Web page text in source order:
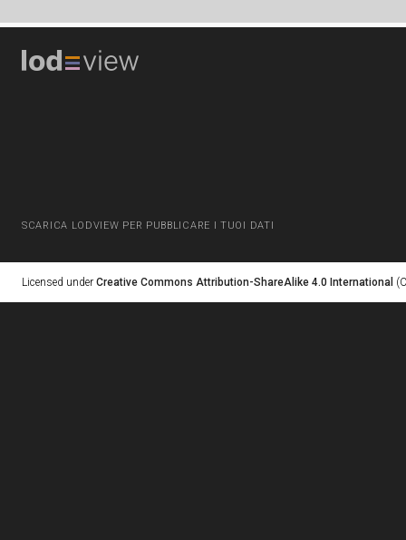
SCARICA LODVIEW PER PUBBLICARE I TUOI DATI
Licensed under Creative Commons Attribution-ShareAlike 4.0 International